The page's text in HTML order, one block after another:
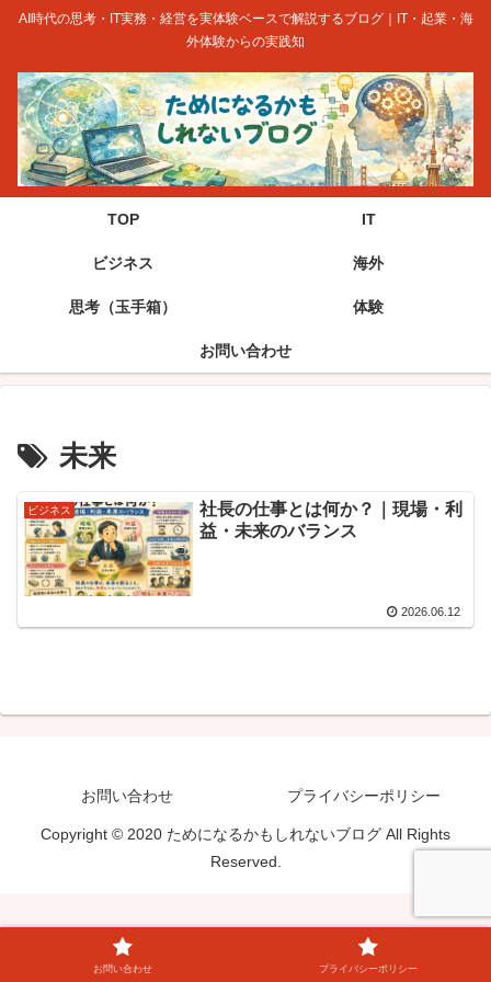
AI時代の思考・IT実務・経営を実体験ベースで解説するブログ｜IT・起業・海
外体験からの実践知
TOP IT
ビジネス 海外
思考（玉手箱） 体験
お問い合わせ
未来
ビジネス
社長の仕事とは何か？｜現場・利
益・未来のバランス
2026.06.12
お問い合わせ プライバシーポリシー
Copyright © 2020 ためになるかもしれないブログ All Rights
Reserved.
お問い合わせ プライバシーポリシー